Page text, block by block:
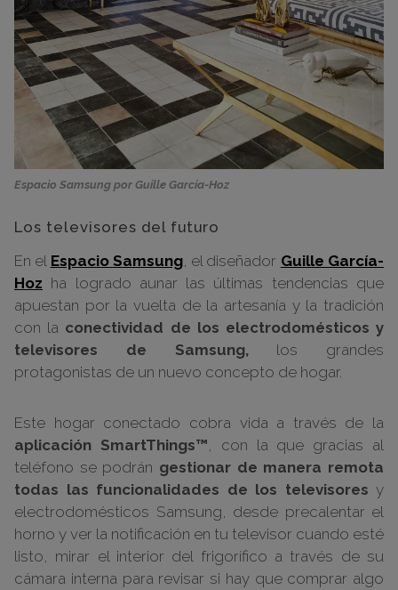
Espacio Samsung por Guille García-Hoz
Los televisores del futuro
En el Espacio Samsung, el diseñador Guille García-
Hoz ha logrado aunar las últimas tendencias que
apuestan por la vuelta de la artesanía y la tradición
con la conectividad de los electrodomésticos y
televisores de Samsung,los grandes
protagonistas de un nuevo concepto de hogar.
Este hogar conectado cobra vida a través de la
aplicación SmartThings™ , con la que gracias al
teléfono se podrán gestionar de manera remota
todas las funcionalidades de los televisores y
electrodomésticos Samsung, desde precalentar el
horno y ver la notificación en tu televisor cuando esté
listo, mirar el interior del frigorífico a través de su
cámara interna para revisar si hay que comprar algo